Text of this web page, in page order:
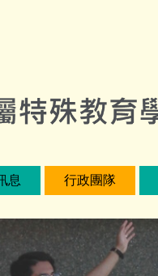
息 行政團隊